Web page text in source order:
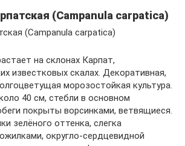
(Campanula carpatica)
(Campanula carpatica)
на склонах Карпат,
известковых скалах. Декоративная,
морозостойкая культура.
40 см, стебли в основном
покрыты ворсинками, ветвящиеся.
зелёного оттенка, слегка
округло-сердцевидной